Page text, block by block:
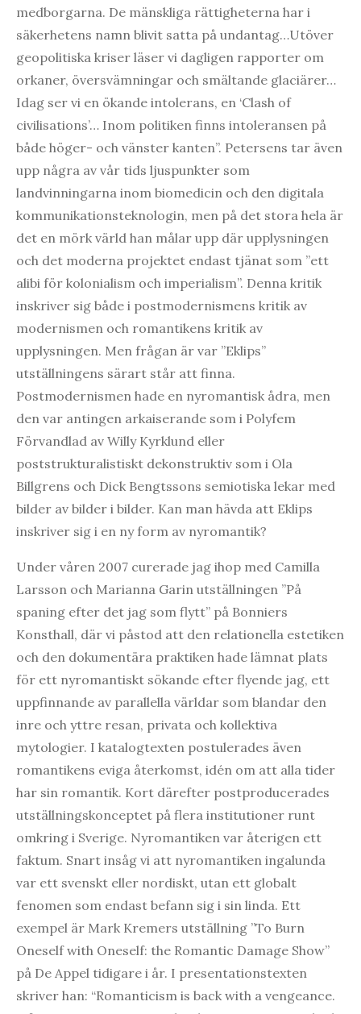
medborgarna. De mänskliga rättigheterna har i
säkerhetens namn blivit satta på undantag…Utöver
geopolitiska kriser läser vi dagligen rapporter om
orkaner, översvämningar och smältande glaciärer…
Idag ser vi en ökande intolerans, en ‘Clash of
civilisations’… Inom politiken finns intoleransen på
både höger- och vänster kanten”. Petersens tar även
upp några av vår tids ljuspunkter som
landvinningarna inom biomedicin och den digitala
kommunikationsteknologin, men på det stora hela är
det en mörk värld han målar upp där upplysningen
och det moderna projektet endast tjänat som ”ett
alibi för kolonialism och imperialism”. Denna kritik
inskriver sig både i postmodernismens kritik av
modernismen och romantikens kritik av
upplysningen. Men frågan är var ”Eklips”
utställningens särart står att finna.
Postmodernismen hade en nyromantisk ådra, men
den var antingen arkaiserande som i Polyfem
Förvandlad av Willy Kyrklund eller
poststrukturalistiskt dekonstruktiv som i Ola
Billgrens och Dick Bengtssons semiotiska lekar med
bilder av bilder i bilder. Kan man hävda att Eklips
inskriver sig i en ny form av nyromantik?
Under våren 2007 curerade jag ihop med Camilla
Larsson och Marianna Garin utställningen ”På
spaning efter det jag som flytt” på Bonniers
Konsthall, där vi påstod att den relationella estetiken
och den dokumentära praktiken hade lämnat plats
för ett nyromantiskt sökande efter flyende jag, ett
uppfinnande av parallella världar som blandar den
inre och yttre resan, privata och kollektiva
mytologier. I katalogtexten postulerades även
romantikens eviga återkomst, idén om att alla tider
har sin romantik. Kort därefter postproducerades
utställningskonceptet på flera institutioner runt
omkring i Sverige. Nyromantiken var återigen ett
faktum. Snart insåg vi att nyromantiken ingalunda
var ett svenskt eller nordiskt, utan ett globalt
fenomen som endast befann sig i sin linda. Ett
exempel är Mark Kremers utställning ”To Burn
Oneself with Oneself: the Romantic Damage Show”
på De Appel tidigare i år. I presentationstexten
skriver han: “Romanticism is back with a vengeance.